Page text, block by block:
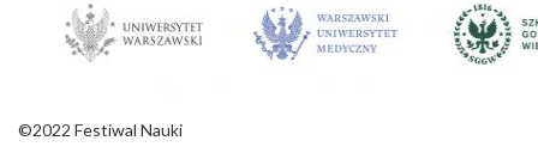
©2022 Festiwal Nauki